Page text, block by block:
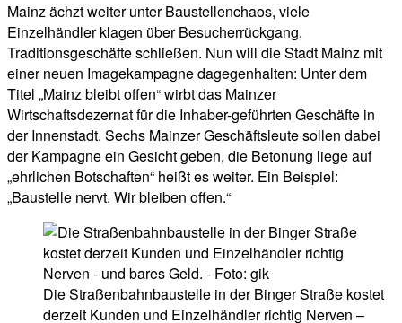
Mainz ächzt weiter unter Baustellenchaos, viele
Einzelhändler klagen über Besucherrückgang,
Traditionsgeschäfte schließen. Nun will die Stadt Mainz mit
einer neuen Imagekampagne dagegenhalten: Unter dem
Titel „Mainz bleibt offen“ wirbt das Mainzer
Wirtschaftsdezernat für die Inhaber-geführten Geschäfte in
der Innenstadt. Sechs Mainzer Geschäftsleute sollen dabei
der Kampagne ein Gesicht geben, die Betonung liege auf
„ehrlichen Botschaften“ heißt es weiter. Ein Beispiel:
„Baustelle nervt. Wir bleiben offen.“
Die Straßenbahnbaustelle in der Binger Straße kostet
derzeit Kunden und Einzelhändler richtig Nerven –